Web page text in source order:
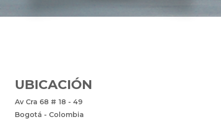
UBICACIÓN
Av Cra 68 # 18 - 49
Bogotá - Colombia